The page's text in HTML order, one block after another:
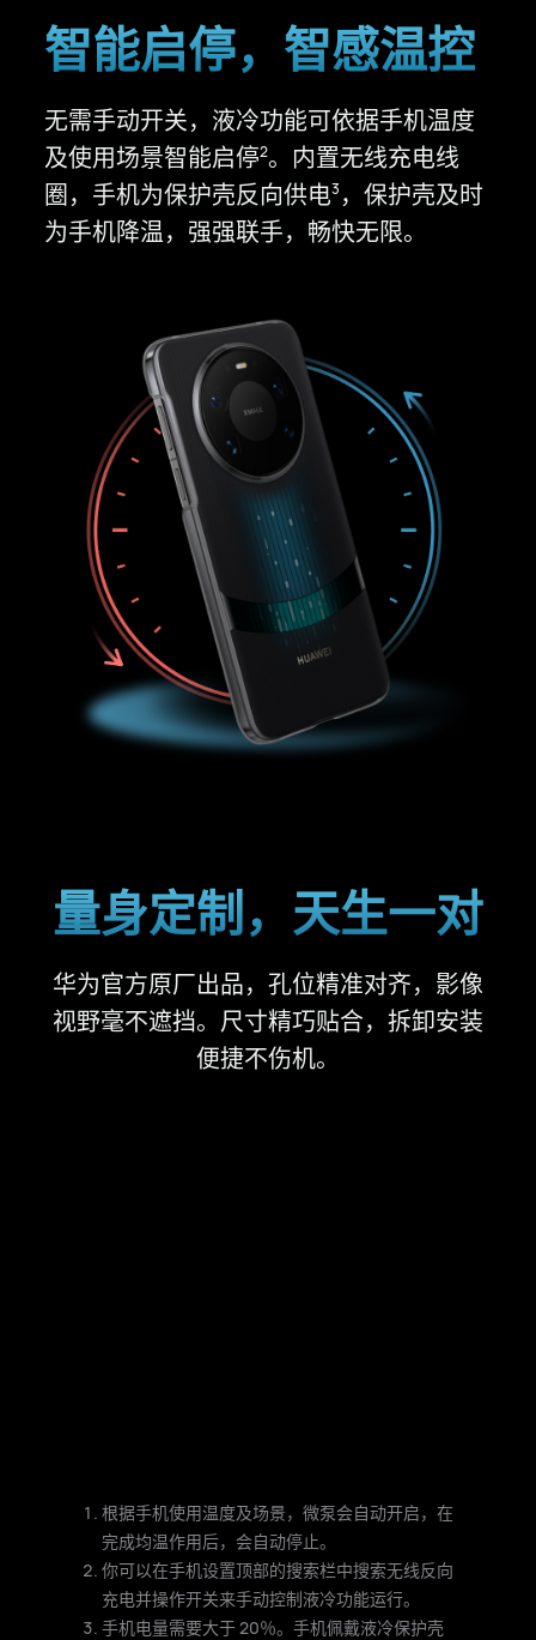
智能启停， 智感温控
无需手动开关，液冷功能可依据手机温度
及使用场景智能启停2。 内置无线充电线
圈，手机为保护壳反向供电3 ，保护壳及时
为手机降温，强强联手，畅快无限。
量身定制，天生一对
华为官方原厂出品，孔位精准对齐，影像
视野毫不遮挡。尺寸精巧贴合，拆卸安装
便捷不伤机。
根据手机使用温度及场景，微泵会自动开启，在
完成均温作用后，会自动停止。
你可以在手机设置顶部的搜索栏中搜索无线反向
充电并操作开关来手动控制液冷功能运行。
手机电量需要大于 20％。手机佩戴液冷保护壳